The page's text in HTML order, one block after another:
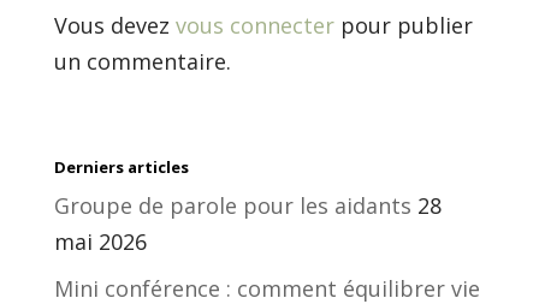
Vous devez vous connecterpour publier
un commentaire.
Derniers articles
Groupe de parole pour les aidants 28
mai 2026
Mini conférence : comment équilibrer vie